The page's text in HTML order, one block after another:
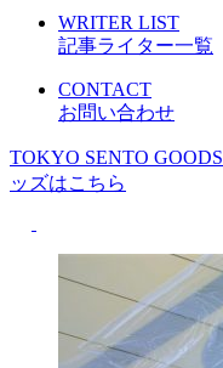
WRITER LIST
記事ライター一覧
CONTACT
お問い合わせ
TOKYO SENTO GOODS
ッズはこちら